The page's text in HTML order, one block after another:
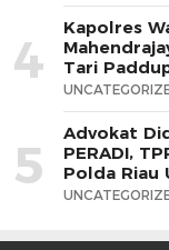
4
Kapolres
Tari
5
Advokat
PERADI,
Polda Riau